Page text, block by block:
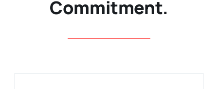
Commitment.